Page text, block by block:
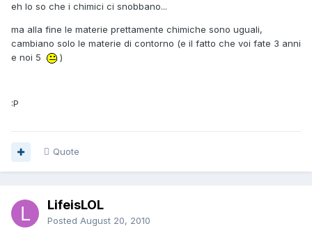
eh lo so che i chimici ci snobbano...
ma alla fine le materie prettamente chimiche sono uguali,
cambiano solo le materie di contorno (e il fatto che voi fate 3 anni
e noi 5
)
:P
Quote
LifeisLOL
Posted August 20, 2010